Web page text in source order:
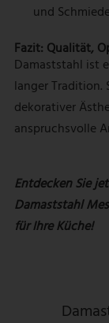
und
Fazit: Qualität,
Damaststahl ist
langer Tradition.
dekorativer
anspruchsvolle
Entdecken Sie
Damaststahl
für Ihre Küche!